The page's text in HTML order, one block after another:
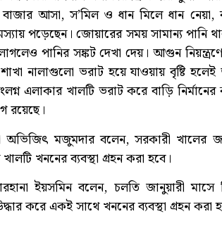
আসা, স’মিল ও ধান মিলে ধান নেয়া,
পড়েছেন। জোয়ারের সময় সামান্য পানি
পানির সঙ্কট দেখা দেয়। আগুন
নালাগুলো ভরাট হয়ে যাওয়ায় বৃষ্টি
এলাকার খালটি ভরাট করে বাড়ি
রয়েছে।
মজুমদার বলেন, সরকারী খালের
খননের ব্যবস্থা গ্রহন করা হবে।
ইয়সমিন বলেন, চলতি জানুয়ারী মাসে
করে একই সাথে খননের ব্যবস্থা গ্রহন করা